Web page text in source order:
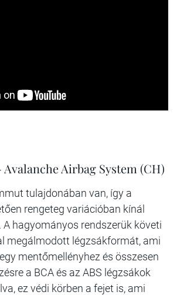
Avalanche Airbag System (CH)
tulajdonában van, így a
rengeteg variációban kínál
A hagyományos rendszerük követi
megálmodott légzsákformát, ami
mentőmellényhez és összesen
a BCA és az ABS légzsákok
ez védi körben a fejet is, ami